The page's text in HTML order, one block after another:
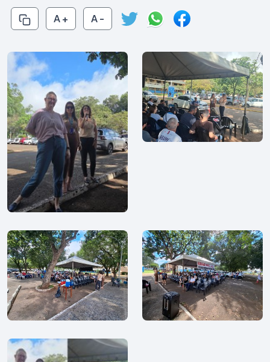
Prestação de Contas
Denúncia
Filie-se
A + A -